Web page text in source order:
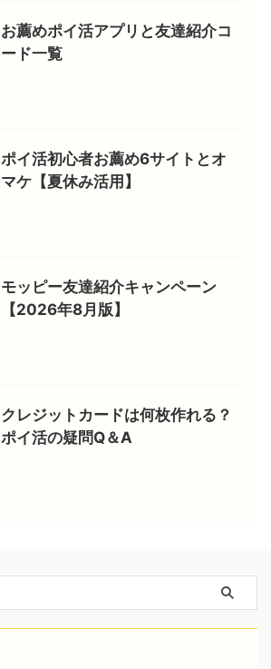
お薦めポイ活アプリと友達紹介コ
ード一覧
ポイ活初心者お薦め6サイトとオ
マケ【夏休み活用】
モッピー友達紹介キャンペーン
【2026年8月版】
クレジットカードは何枚作れる？
ポイ活の疑問Q＆A